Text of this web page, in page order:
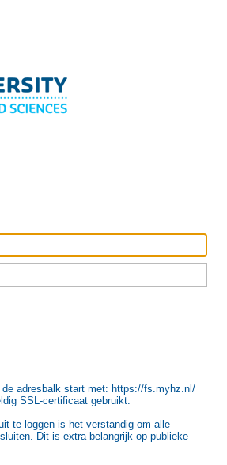
de adresbalk start met: https://fs.myhz.nl/
SSL-certificaat gebruikt.
te loggen is het verstandig om alle
Dit is extra belangrijk op publieke